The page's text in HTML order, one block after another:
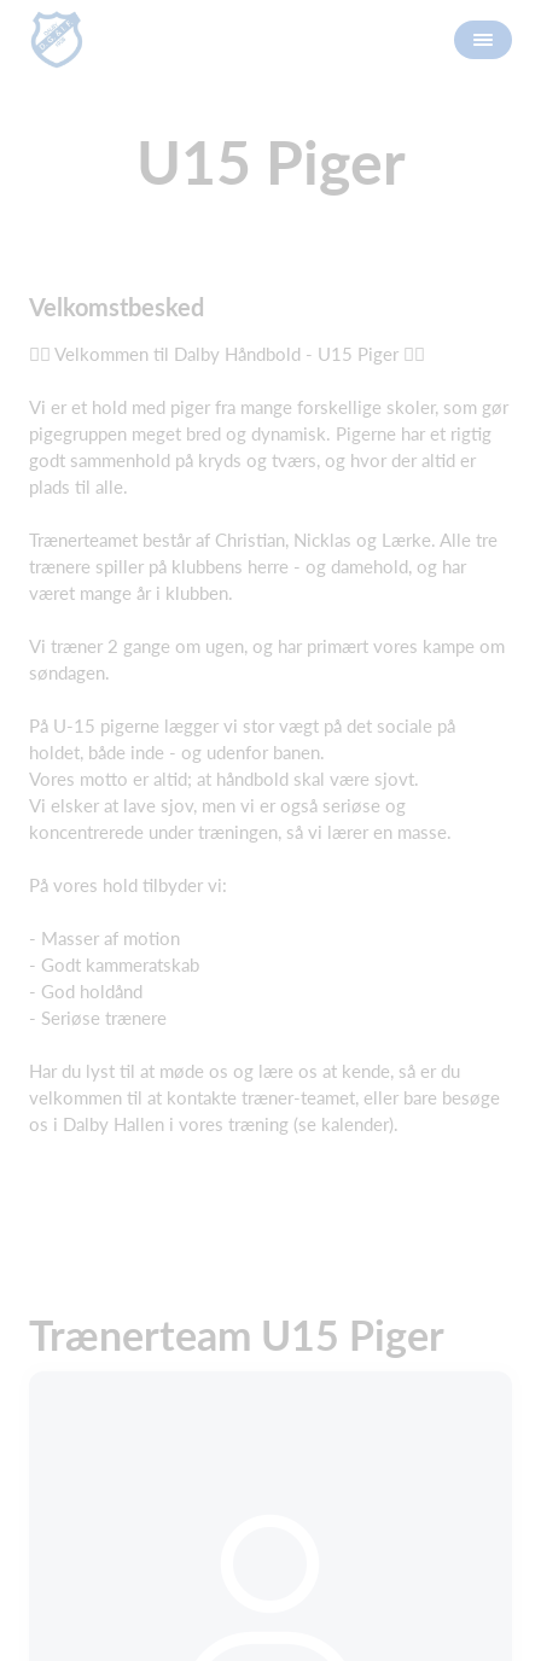
U15 Piger
Velkomstbesked
🤾‍♀️ Velkommen til Dalby Håndbold - U15 Piger 🤾‍♀️
Vi er et hold med piger fra mange forskellige skoler, som gør
pigegruppen meget bred og dynamisk. Pigerne har et rigtig
godt sammenhold på kryds og tværs, og hvor der altid er
plads til alle.
Trænerteamet består af Christian, Nicklas og Lærke. Alle tre
trænere spiller på klubbens herre - og damehold, og har
været mange år i klubben.
Vi træner 2 gange om ugen, og har primært vores kampe om
søndagen.
På U-15 pigerne lægger vi stor vægt på det sociale på
holdet, både inde - og udenfor banen.
Vores motto er altid; at håndbold skal være sjovt.
Vi elsker at lave sjov, men vi er også seriøse og
koncentrerede under træningen, så vi lærer en masse.
På vores hold tilbyder vi:
- Masser af motion
- Godt kammeratskab
- God holdånd
- Seriøse trænere
Har du lyst til at møde os og lære os at kende, så er du
velkommen til at kontakte træner-teamet, eller bare besøge
os i Dalby Hallen i vores træning (se kalender).
Trænerteam U15 Piger